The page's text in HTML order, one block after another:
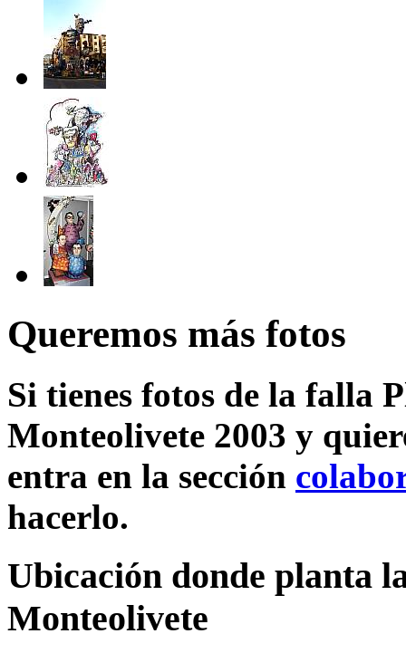
Queremos más fotos
Si tienes fotos de la falla
Monteolivete 2003 y
entra en la sección
hacerlo.
Ubicación donde planta
Monteolivete